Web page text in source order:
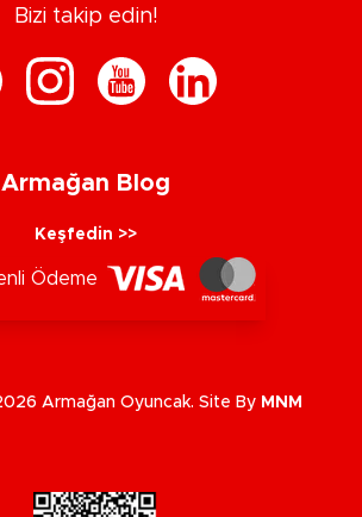
Bizi takip edin!
Armağan Blog
Keşfedin >>
Ödeme
Armağan Oyuncak. Site By MNM